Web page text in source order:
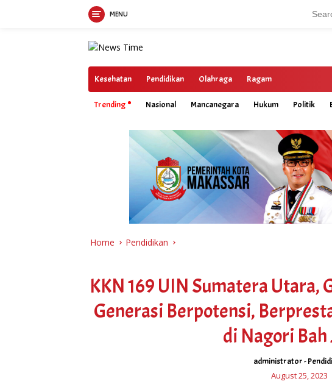
MENU
Kesehatan Pendidikan Olahraga Ragam
Trending Nasional Mancanegara Hukum Politik
Home Pendidikan
KKN 169 UIN Sumatera Utara,
Generasi Berpotensi,
di Nagori Bah
administrator-
August 25, 2023